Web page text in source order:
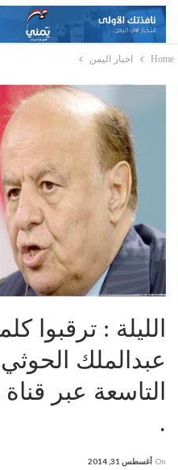
Home اخبار اليمن
الليلة : ترقبوا
عبدالملك
التاسعة عبر
.
On أغسطس 31, 2014